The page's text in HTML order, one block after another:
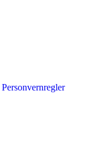
Personvernregler